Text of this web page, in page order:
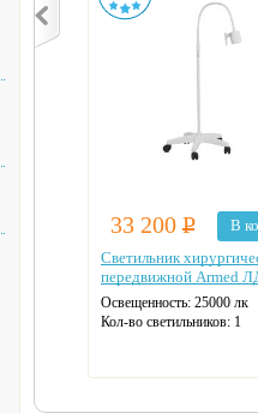
33 200 Р
В
Светильник
передвижной Armed
Освещенность: 25000 лк
Кол-во светильников: 1